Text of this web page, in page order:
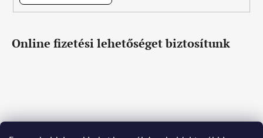
Online fizetési lehetőséget biztosítunk